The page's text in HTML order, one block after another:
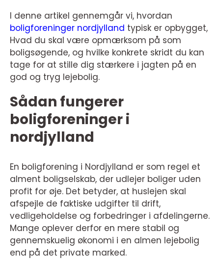
I denne artikel gennemgår vi, hvordan
boligforeninger nordjylland typisk er opbygget,
Hvad du skal være opmærksom på som
boligsøgende, og hvilke konkrete skridt du kan
tage for at stille dig stærkere i jagten på en
god og tryg lejebolig.
Sådan fungerer
boligforeninger i
nordjylland
En boligforening i Nordjylland er som regel et
alment boligselskab, der udlejer boliger uden
profit for øje. Det betyder, at huslejen skal
afspejle de faktiske udgifter til drift,
vedligeholdelse og forbedringer i afdelingerne.
Mange oplever derfor en mere stabil og
gennemskuelig økonomi i en almen lejebolig
end på det private marked.